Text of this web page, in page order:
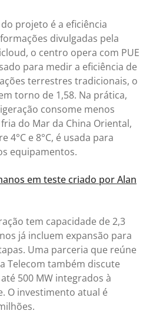
projeto é a eficiência
divulgadas pela
o centro opera com PUE
para medir a eficiência de
terrestres tradicionais, o
torno de 1,58. Na prática,
consome menos
do Mar da China Oriental,
e 8°C, é usada para
equipamentos.
em teste criado por Alan
tem capacidade de 2,3
já incluem expansão para
Uma parceria que reúne
Telecom também discute
500 MW integrados à
O investimento atual é